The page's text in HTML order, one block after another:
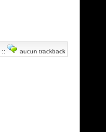
:: aucun trackback